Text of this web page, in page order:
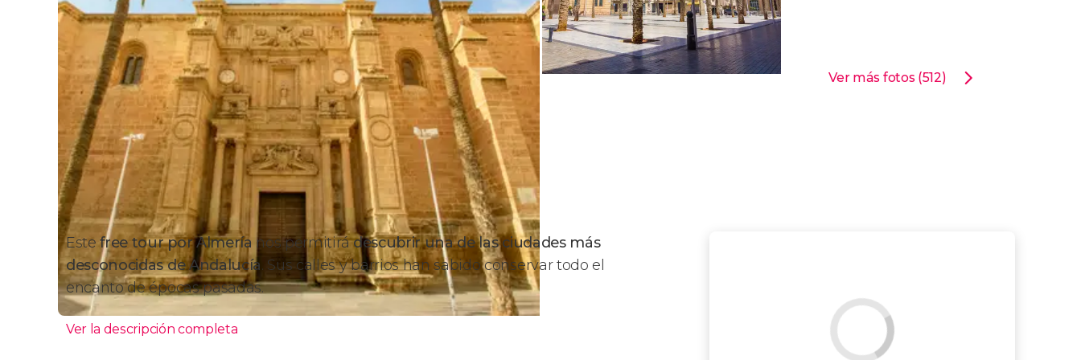
Ver más fotos (512)
Estefree tour por Almería nos permitirádescubrir una de las ciudades más
desconocidas de Andalucía. Sus calles y barrios han sabido conservar todo el
encanto de épocas pasadas.
Ver la descripción completa